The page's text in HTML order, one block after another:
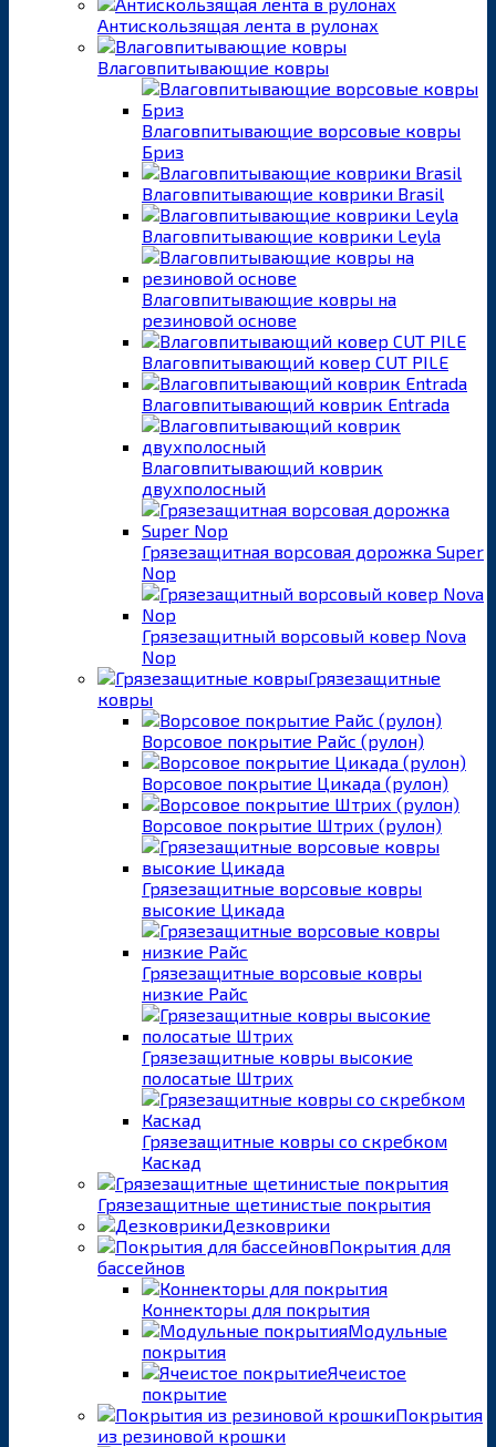
Антискользящая лента в рулонах
Влаговпитывающие ковры
Влаговпитывающие ворсовые ковры
Бриз
Влаговпитывающие коврики Brasil
Влаговпитывающие коврики Leyla
Влаговпитывающие ковры на
резиновой основе
Влаговпитывающий ковер CUT PILE
Влаговпитывающий коврик Entrada
Влаговпитывающий коврик
двухполосный
Грязезащитная ворсовая дорожка Super
Nop
Грязезащитный ворсовый ковер Nova
Nop
Грязезащитные
ковры
Ворсовое покрытие Райс (рулон)
Ворсовое покрытие Цикада (рулон)
Ворсовое покрытие Штрих (рулон)
Грязезащитные ворсовые ковры
высокие Цикада
Грязезащитные ворсовые ковры
низкие Райс
Грязезащитные ковры высокие
полосатые Штрих
Грязезащитные ковры со скребком
Каскад
Грязезащитные щетинистые покрытия
Дезковрики
Покрытия для
бассейнов
Коннекторы для покрытия
Модульные
покрытия
Ячеистое
покрытие
Покрытия
из резиновой крошки